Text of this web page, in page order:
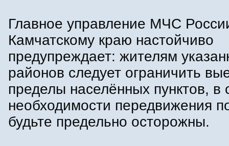
Главное управление МЧС
Камчатскому краю настойчиво
предупреждает: жителям
районов следует ограничить
пределы населённых пунктов, в
необходимости передвижения
будьте предельно осторожны.